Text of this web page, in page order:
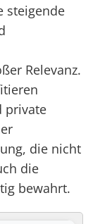
steigende
Relevanz.
private
die nicht
die
bewahrt.